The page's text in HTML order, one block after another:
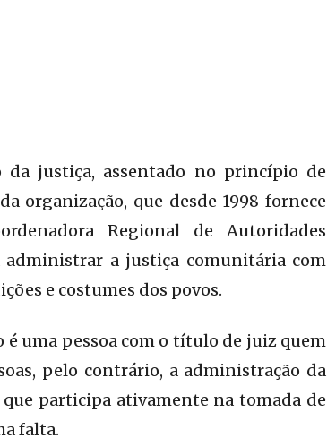
justiça, assentado no princípio de
organização, que desde 1998 fornece
Regional de Autoridades
administrar a justiça comunitária com
e costumes dos povos.
é uma pessoa com o título de juiz quem
pelo contrário, a administração da
participa ativamente na tomada de
falta.